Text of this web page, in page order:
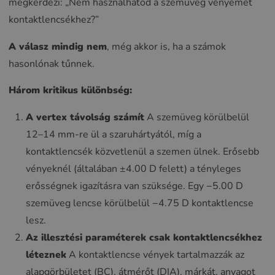
kontaktlencsékhez?”
A válasz mindig nem, még akkor is, ha a számok
hasonlónak tűnnek.
Három kritikus különbség:
A vertex távolság számítA szemüveg körülbelül
12–14 mm-re ül a szaruhártyától, míg a
kontaktlencsék közvetlenül a szemen ülnek. Erősebb
vényeknél (általában ±4.00 D felett) a tényleges
erősségnek igazításra van szüksége. Egy −5.00 D
szemüveg lencse körülbelül −4.75 D kontaktlencse
lesz.
Az illesztési paraméterek csak kontaktlencsékhez
léteznekA kontaktlencse vények tartalmazzák az
alapgörbületet (BC), átmérőt (DIA), márkát, anyagot